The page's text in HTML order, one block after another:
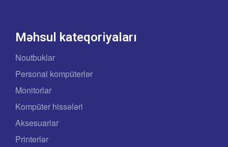
Məhsul kateqoriyaları
Noutbuklar
Personal kompüterlər
Monitorlar
Kompüter hissələri
Aksesuarlar
Printerlər